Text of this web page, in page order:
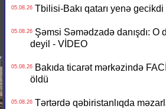
05.08.26Tbilisi-Bakı qatarı yenə gecikdi
05.08.26Şəmsi Səmədzadə danışdı: O
deyil - VİDEO
05.08.26Bakıda ticarət mərkəzində
öldü
05.08.26Tərtərdə qəbiristanlıqda